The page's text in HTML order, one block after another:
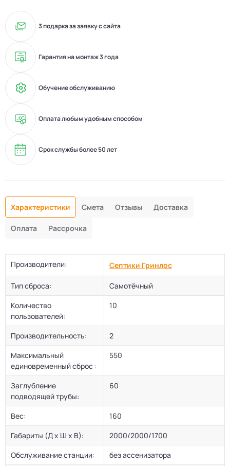
3 подарка за заявку с сайта
Гарантия на монтаж 3 года
Обучение обслуживанию
Оплата любым удобным способом
Срок службы более 50 лет
Характеристики Смета Отзывы Доставка
Оплата Рассрочка
Производители: Септики Гринлос
Тип сброса:
Самотёчный
Количество
пользователей:
10
Производительность:
2
Максимальный
единовременный сброс :
550
Заглубление
подводящей трубы:
60
Вес:
160
Габариты (Д х Ш х В):
2000/2000/1700
Обслуживание станции:
без ассенизатора